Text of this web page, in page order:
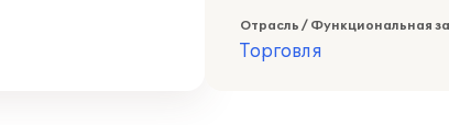
Отрасль / Функциональная
Торговля